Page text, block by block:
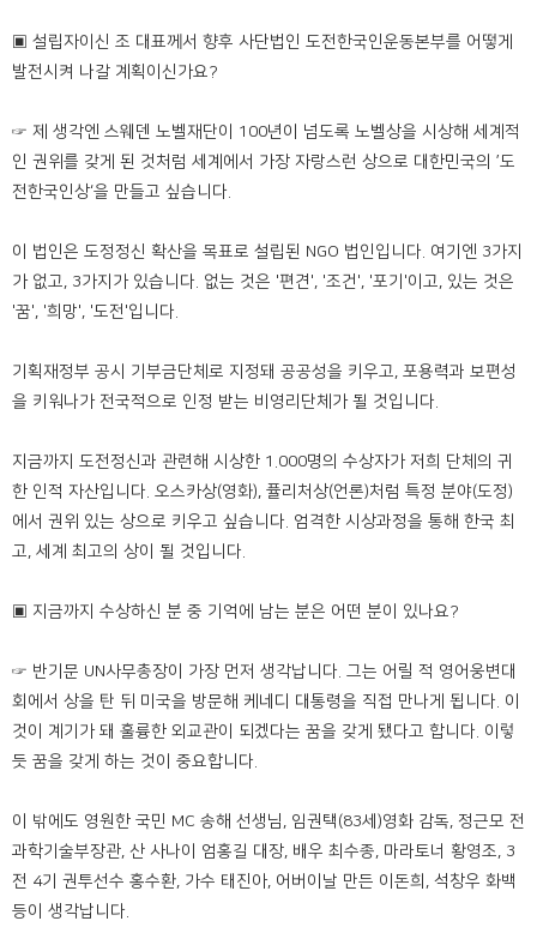
▣ 설립자이신 조 대표께서 향후 사단법인 도전한국인운동본부를 어떻게
발전시켜 나갈 계획이신가요?
☞ 제 생각엔 스웨덴 노벨재단이 100년이 넘도록 노벨상을 시상해 세계적
인 권위를 갖게 된 것처럼 세계에서 가장 자랑스런 상으로 대한민국의 ’도
전한국인상‘을 만들고 싶습니다.
이 법인은 도정정신 확산을 목표로 설립된 NGO 법인입니다. 여기엔 3가지
가 없고, 3가지가 있습니다. 없는 것은 '편견', '조건', '포기'이고, 있는 것은
'꿈', '희망', '도전'입니다.
기획재정부 공시 기부금단체로 지정돼 공공성을 키우고, 포용력과 보편성
을 키워나가 전국적으로 인정 받는 비영리단체가 될 것입니다.
지금까지 도전정신과 관련해 시상한 1.000명의 수상자가 저희 단체의 귀
한 인적 자산입니다. 오스카상(영화), 퓰리처상(언론)처럼 특정 분야(도정)
에서 권위 있는 상으로 키우고 싶습니다. 엄격한 시상과정을 통해 한국 최
고, 세계 최고의 상이 될 것입니다.
▣ 지금까지 수상하신 분 중 기억에 남는 분은 어떤 분이 있나요?
☞ 반기문 UN사무총장이 가장 먼저 생각납니다. 그는 어릴 적 영어웅변대
회에서 상을 탄 뒤 미국을 방문해 케네디 대통령을 직접 만나게 됩니다. 이
것이 계기가 돼 훌륭한 외교관이 되겠다는 꿈을 갖게 됐다고 합니다. 이렇
듯 꿈을 갖게 하는 것이 중요합니다.
이 밖에도 영원한 국민 MC 송해 선생님, 임권택(83세)영화 감독, 정근모 전
과학기술부장관, 산 사나이 엄홍길 대장, 배우 최수종, 마라토너 황영조, 3
전 4기 권투선수 홍수환, 가수 태진아, 어버이날 만든 이돈희, 석창우 화백
등이 생각납니다.